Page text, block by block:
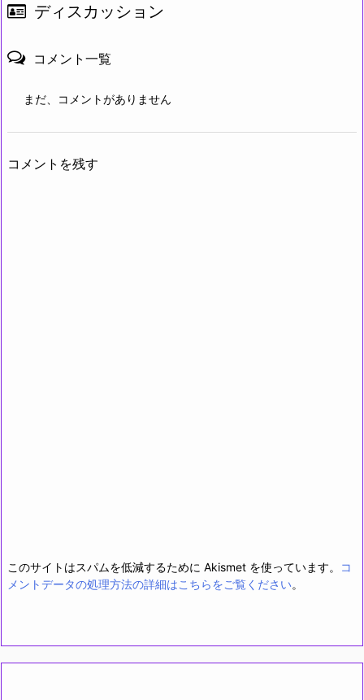
ディスカッション
コメント一覧
まだ、コメントがありません
コメントを残す
このサイトはスパムを低減するために Akismet を使っています。
コ
メントデータの処理方法の詳細はこちらをご覧ください。